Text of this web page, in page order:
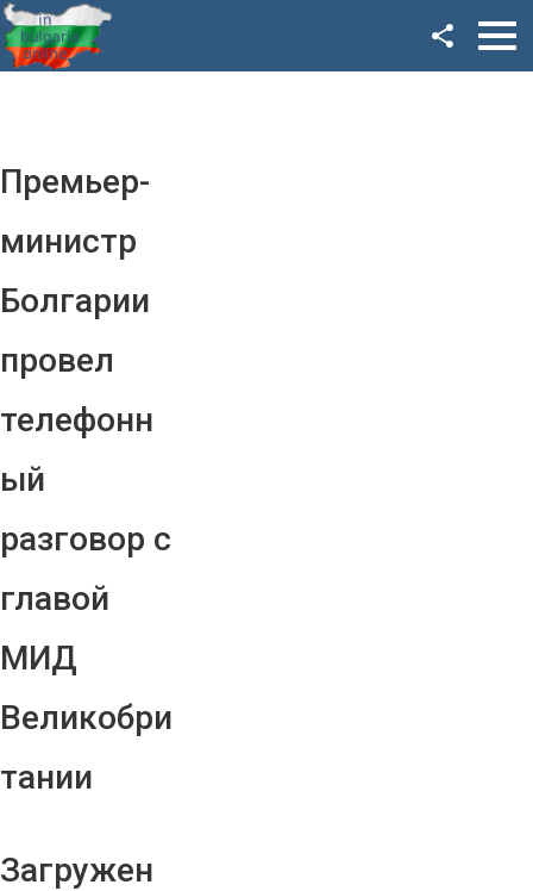
Премьер-
министр
Болгарии
провел
телефонн
ый
разговор с
главой
МИД
Великобри
тании
Загружен